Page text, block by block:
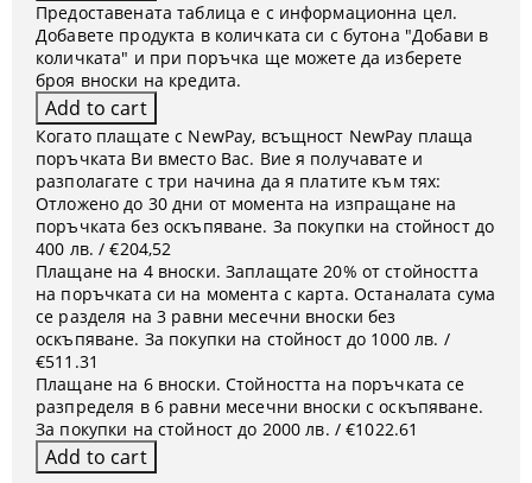
Предоставената таблица е с информационна цел.
Добавете продукта в количката си с бутона "Добави в
количката" и при поръчка ще можете да изберете
броя вноски на кредита.
Когато плащате с NewPay, всъщност NewPay плаща
поръчката Ви вместо Вас. Вие я получавате и
разполагате с три начина да я платите към тях:
Отложено до 30 дни от момента на изпращане на
поръчката без оскъпяване. За покупки на стойност до
400 лв. / €204,52
Плащане на 4 вноски. Заплащате 20% от стойността
на поръчката си на момента с карта. Останалата сума
се разделя на 3 равни месечни вноски без
оскъпяване. За покупки на стойност до 1000 лв. /
€511.31
Плащане на 6 вноски. Стойността на поръчката се
разпределя в 6 равни месечни вноски с оскъпяване.
За покупки на стойност до 2000 лв. / €1022.61